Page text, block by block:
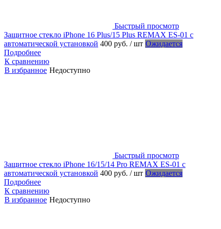
Быстрый просмотр
Защитное стекло iPhone 16 Plus/15 Plus REMAX ES-01 с
автоматической установкой 400 руб. / шт Ожидается
Подробнее
К сравнению
В избранное Недоступно
Быстрый просмотр
Защитное стекло iPhone 16/15/14 Pro REMAX ES-01 с
автоматической установкой 400 руб. / шт Ожидается
Подробнее
К сравнению
В избранное Недоступно